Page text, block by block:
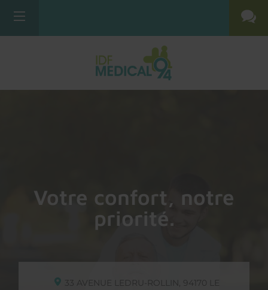
Votre confort, notre
priorité.
33 AVENUE LEDRU-ROLLIN, 94170 LE